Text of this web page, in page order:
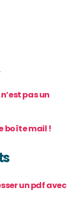
pas un
boîte mail !
un pdf avec